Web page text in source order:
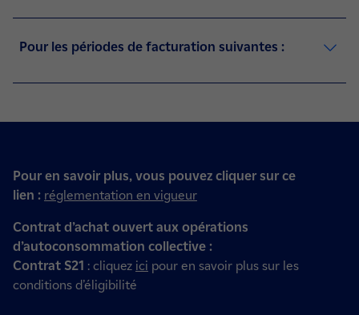
Pour les périodes de facturation suivantes :
Pour en savoir plus, vous pouvez cliquer sur ce
lien : réglementation en vigueur
Contrat d’achat ouvert aux opérations
d’autoconsommation collective :
Contrat S21 : cliquez ici pour en savoir plus sur les
conditions d’éligibilité